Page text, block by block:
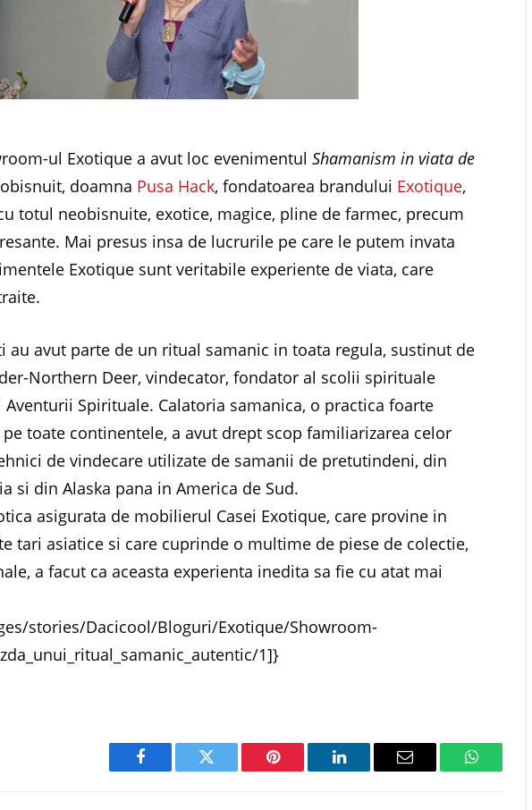
ul Exotique a avut loc evenimentulShamanism in viata de
doamna Pusa Hack, fondatoarea brandului Exotique,
totul neobisnuite, exotice, magice, pline de farmec, precum
Mai presus insa de lucrurile pe care le putem invata
Exotique sunt veritabile experiente de viata, care
au avut parte de un ritual samanic in toata regula, sustinut de
Northern Deer, vindecator, fondator al scolii spirituale
Spirituale. Calatoria samanica, o practica foarte
toate continentele, a avut drept scop familiarizarea celor
de vindecare utilizate de samanii de pretutindeni, din
si din Alaska pana in America de Sud.
asigurata de mobilierul Casei Exotique, care provine in
tari asiatice si care cuprinde o multime de piese de colectie,
a facut ca aceasta experienta inedita sa fie cu atat mai
stories/Dacicool/Bloguri/Exotique/Showroom-
1]}
Facebook Twitter Pinterest LinkedIn Email WhatsApp